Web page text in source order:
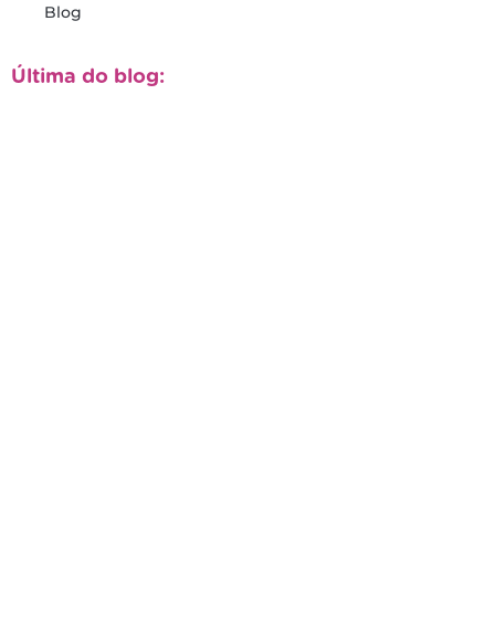
Blog
Última do blog: